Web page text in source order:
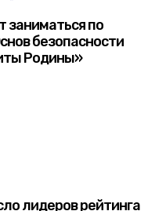
заниматься по
безопасности
Родины»
лидеров рейтинга